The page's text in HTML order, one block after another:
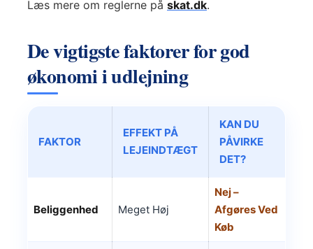
Læs mere om reglerne på skat.dk.
De vigtigste faktorer for god
økonomi i udlejning
FAKTOR
EFFEKT PÅ
LEJEINDTÆGT
KAN DU
PÅVIRKE
DET?
Beliggenhed Meget Høj
Nej –
Afgøres Ved
Køb